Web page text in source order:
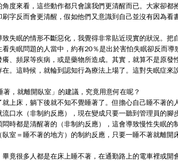
度來看，這些動作都只會讓我們更清醒而已。大家卻
字反而會更清醒，假如他們又意識到自己並沒有因為看
失眠的情形不斷惡化，我覺得非常貼近現實的狀況。把
失眠問題的人當中，約有20％是出於害怕失眠卻反而
、頻尿等疾病，或是藥物所造成。其實，就算不是原
。這時候，就輪到認知行為療法上場了。這對失眠症來
，就離開臥室」的建議，究竟用意何在呢？
就上床，躺下後就不知不覺睡著了。但擔心自己睡不著
口水（非制約反應），現在變成只要一聽到管理員的
時都是清醒著的（非制約反應），這會導致慢性失眠的
室＝睡不著的地方）的制約反應，只要一睡不著就離開
竟很多人都是在床上睡不著，在通勤路上的電車裡或開